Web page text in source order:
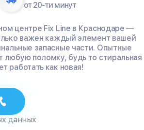
от 20-ти минут
центре Fix Line в Краснодаре —
важен каждый элемент вашей
запасные части. Опытные
любую поломку, будь то стиральная
работать как новая!
данных